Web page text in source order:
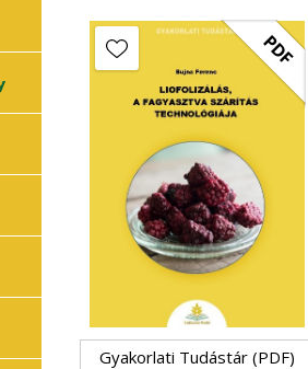
PDF
Gyakorlati Tudástár (PDF)